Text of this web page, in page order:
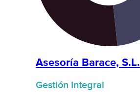
Asesoría Barace, S.L.
Gestión Integral